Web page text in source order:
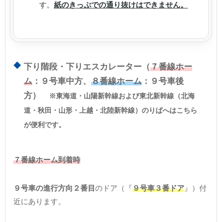
す。 紙のきっぷでの通り抜けはできません。
下り階段・下りエスカレーター（７番線ホー
ム ：９号車中方、８番線ホーム ：９号車後
方）
※東海道・山陽新幹線および東北新幹線（北海
道・秋田・山形・上越・北陸新幹線）のりばへはこちら
が便利です。
７番線ホーム到着時
９号車の進行方向２番目 のドア（『９号車３番ドア』）付
近にあります。